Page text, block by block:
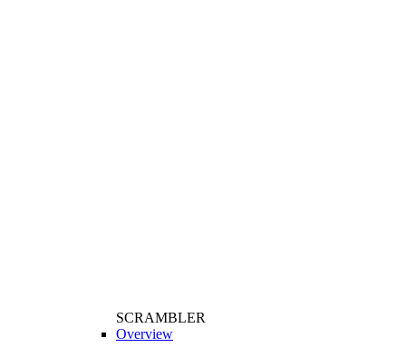
SCRAMBLER
Overview